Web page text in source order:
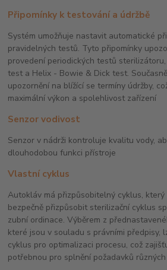
Připomínky k testování a údržbě
Systém umožňuje nastavit automatické
pravidelných testů. Tyto připomínky
provedení periodických testů
test a Helix - Bowie & Dick test.
upozornění na blížící se termíny údržby,
maximální výkon a spolehlivost zařízení
Senzor vodivost
Senzor v nádrži kontroluje kvalitu vody,
dlouhodobou funkci přístroje
Vlastní cyklus
Autokláv má přizpůsobitelný cyklus, který
bezpečně přizpůsobit sterilizační cyklus
zubní ordinace. Výběrem z
které jsou v souladu s právními předpisy,
cyklus pro optimalizaci procesu, což
potřebnou pro splnění požadavků